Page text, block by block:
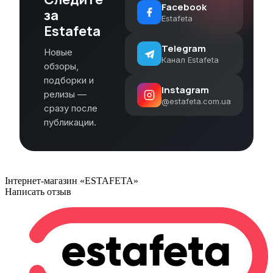
за
Estafeta
Новые
обзоры,
подборки и
релизы —
сразу после
публикации.
Facebook
Estafeta
Telegram
Канал Estafeta
Instagram
@estafeta.com.ua
Інтернет-магазин «ESTAFETA»
Написать отзыв